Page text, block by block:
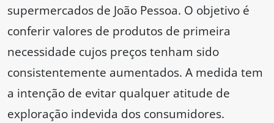
supermercados de João Pessoa. O objetivo é
conferir valores de produtos de primeira
necessidade cujos preços tenham sido
consistentemente aumentados. A medida tem
a intenção de evitar qualquer atitude de
exploração indevida dos consumidores.